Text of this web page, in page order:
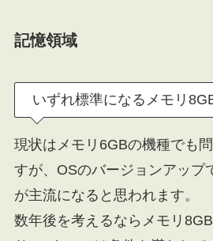
記憶領域
いずれ標準になるメモリ
現状はメモリ6GBの機種でも
すが、OSのバージョンアップ
が主流になると思われます。
数年後を考えるならメモリ